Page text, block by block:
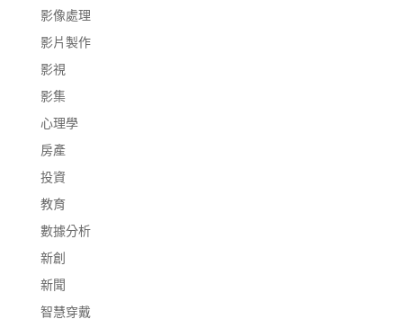
影像處理
影片製作
影視
影集
心理學
房產
投資
教育
數據分析
新創
新聞
智慧穿戴